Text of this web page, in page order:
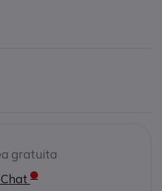
gratuita